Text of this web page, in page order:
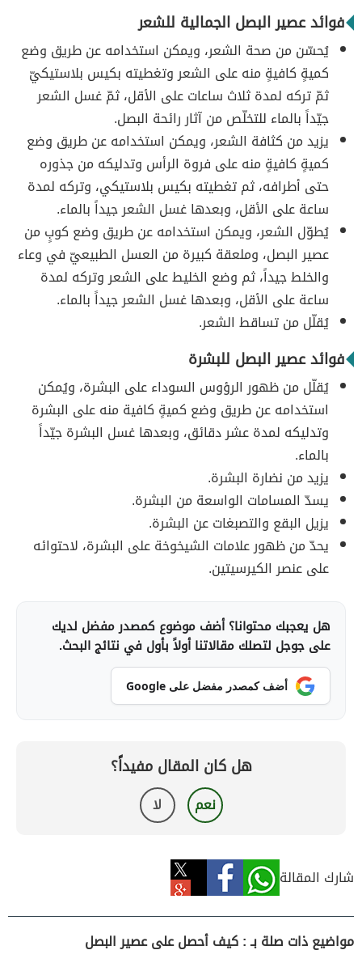
فوائد عصير البصل الجمالية للشعر
يُحسّن من صحة الشعر، ويمكن استخدامه عن طريق وضع
كميةٍ كافيةٍ منه على الشعر وتغطيته بكيس بلاستيكيّ
ثمّ تركه لمدة ثلاث ساعات على الأقل، ثمّ غسل الشعر
جيّداً بالماء للتخلّص من آثار رائحة البصل.
يزيد من كثافة الشعر، ويمكن استخدامه عن طريق وضع
كميةٍ كافيةٍ منه على فروة الرأس وتدليكه من جذوره
حتى أطرافه، ثم تغطيته بكيس بلاستيكي، وتركه لمدة
ساعة على الأقل، وبعدها غسل الشعر جيداً بالماء.
يُطوّل الشعر، ويمكن استخدامه عن طريق وضع كوبٍ من
عصير البصل، وملعقة كبيرة من العسل الطبيعيّ في وعاء
والخلط جيداً، ثم وضع الخليط على الشعر وتركه لمدة
ساعة على الأقل، وبعدها غسل الشعر جيداً بالماء.
يُقلّل من تساقط الشعر.
فوائد عصير البصل للبشرة
يُقلّل من ظهور الرؤوس السوداء على البشرة، ويُمكن
استخدامه عن طريق وضع كميةٍ كافية منه على البشرة
وتدليكه لمدة عشر دقائق، وبعدها غسل البشرة جيّداً
بالماء.
يزيد من نضارة البشرة.
يسدّ المسامات الواسعة من البشرة.
يزيل البقع والتصبغات عن البشرة.
يحدّ من ظهور علامات الشيخوخة على البشرة، لاحتوائه
على عنصر الكيرسيتين.
هل يعجبك محتوانا؟ أضف موضوع كمصدر مفضل لديك
على جوجل لتصلك مقالاتنا أولاً بأول في نتائج البحث.
أضف كمصدر مفضل على Google
هل كان المقال مفيداً؟
نعم لا
شارك المقالة
مواضيع ذات صلة بـ : كيف أحصل على عصير البصل